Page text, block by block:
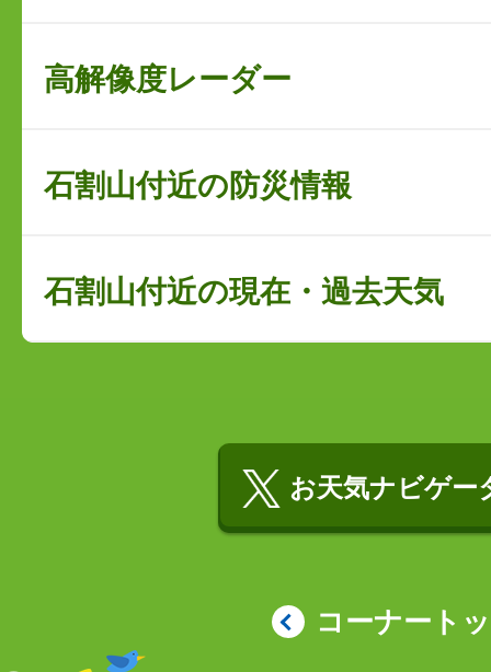
高解像度レーダー
石割山付近の防災情報
石割山付近の現在・過去天気
お天気ナビゲー
コーナート